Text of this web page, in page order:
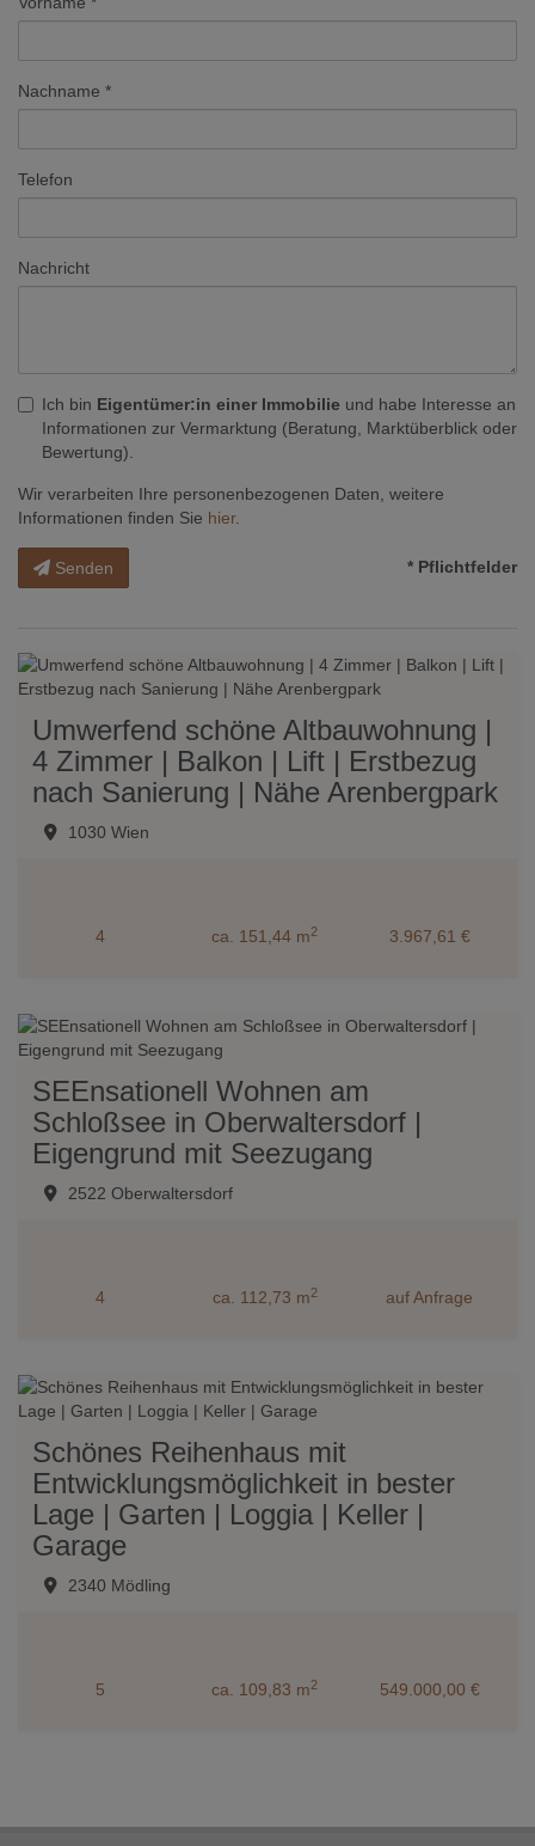
Nachname
Telefon
Nachricht
Ich bin Eigentümer:in einer Immobilie und habe Interesse an
Informationen zur Vermarktung (Beratung, Marktüberblick oder
Bewertung).
Wir verarbeiten Ihre personenbezogenen Daten, weitere
Informationen finden Sie hier.
Senden * Pflichtfelder
Umwerfend schöne Altbauwohnung |
4 Zimmer | Balkon | Lift | Erstbezug
nach Sanierung | Nähe Arenbergpark
1030 Wien
4 ca. 151,44 m2 3.967,61 €
SEEnsationell Wohnen am
Schloßsee in Oberwaltersdorf |
Eigengrund mit Seezugang
2522 Oberwaltersdorf
4 ca. 112,73 m2 auf Anfrage
Schönes Reihenhaus mit
Entwicklungsmöglichkeit in bester
Lage | Garten | Loggia | Keller |
Garage
2340 Mödling
5 ca. 109,83 m2 549.000,00 €